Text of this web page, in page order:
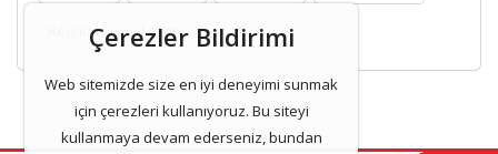
Regülatör Tavan
Çerezler Bildirimi
Web sitemizde size en iyi deneyimi sunmak
için çerezleri kullanıyoruz. Bu siteyi
kullanmaya devam ederseniz, bundan